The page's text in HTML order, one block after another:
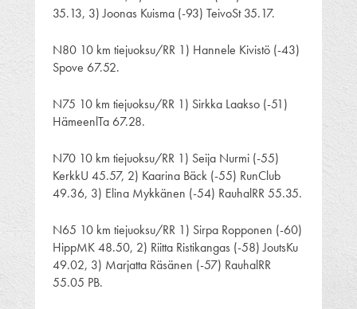
35.13, 3) Joonas Kuisma (-93) TeivoSt 35.17.
N80 10 km tiejuoksu/RR 1) Hannele Kivistö (-43)
Spove 67.52.
N75 10 km tiejuoksu/RR 1) Sirkka Laakso (-51)
HämeenlTa 67.28.
N70 10 km tiejuoksu/RR 1) Seija Nurmi (-55)
KerkkU 45.57, 2) Kaarina Bäck (-55) RunClub
49.36, 3) Elina Mykkänen (-54) RauhalRR 55.35.
N65 10 km tiejuoksu/RR 1) Sirpa Ropponen (-60)
HippMK 48.50, 2) Riitta Ristikangas (-58) JoutsKu
49.02, 3) Marjatta Räsänen (-57) RauhalRR
55.05 PB.